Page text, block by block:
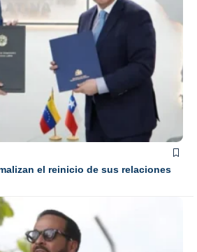
el reinicio de sus relaciones